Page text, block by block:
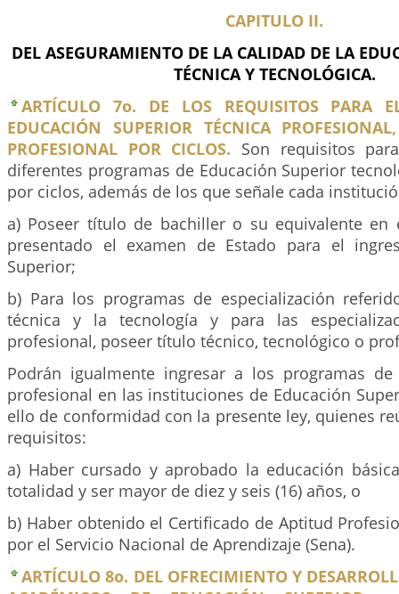
CAPITULO II.
DEL ASEGURAMIENTO DE LA CALIDAD DE LA
TÉCNICA Y TECNOLÓGICA.
ARTÍCULO 7o. DE LOS REQUISITOS PARA
EDUCACIÓN SUPERIOR TÉCNICA
PROFESIONAL POR CICLOS. Son requisitos
diferentes programas de Educación Superior
por ciclos, además de los que señale cada
a) Poseer título de bachiller o su equivalente en
presentado el examen de Estado para el
Superior;
b) Para los programas de especialización
técnica y la tecnología y para las
profesional, poseer título técnico, tecnológico o
Podrán igualmente ingresar a los programas
profesional en las instituciones de Educación
ello de conformidad con la presente ley, quienes
requisitos:
a) Haber cursado y aprobado la educación
totalidad y ser mayor de diez y seis (16) años, o
b) Haber obtenido el Certificado de Aptitud
por el Servicio Nacional de Aprendizaje (Sena).
ARTÍCULO 8o. DEL OFRECIMIENTO Y